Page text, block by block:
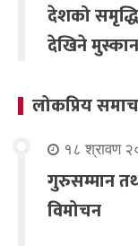
देशको
देखिने
लोकप्रिय
१८ श्रावण
गुरुसम्मान
विमोचन